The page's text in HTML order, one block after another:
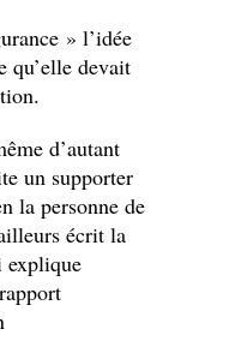
» l’idée
qu’elle devait
d’autant
un supporter
la personne de
écrit la
explique